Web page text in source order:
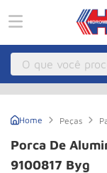
O que você
Peças
Porca De
9100817 Byg
Guincho
3 Macaco